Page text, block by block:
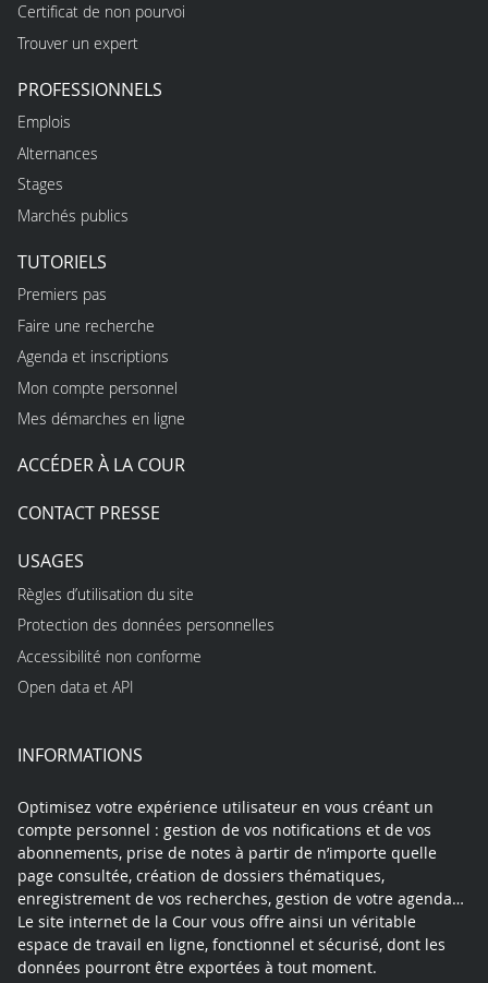
Certificat de non pourvoi
Trouver un expert
PROFESSIONNELS
Emplois
Alternances
Stages
Marchés publics
TUTORIELS
Premiers pas
Faire une recherche
Agenda et inscriptions
Mon compte personnel
Mes démarches en ligne
ACCÉDER À LA COUR
CONTACT PRESSE
USAGES
Règles d’utilisation du site
Protection des données personnelles
Accessibilité non conforme
Open data et API
INFORMATIONS
Optimisez votre expérience utilisateur en vous créant un
compte personnel : gestion de vos notifications et de vos
abonnements, prise de notes à partir de n’importe quelle
page consultée, création de dossiers thématiques,
enregistrement de vos recherches, gestion de votre agenda…
Le site internet de la Cour vous offre ainsi un véritable
espace de travail en ligne, fonctionnel et sécurisé, dont les
données pourront être exportées à tout moment.